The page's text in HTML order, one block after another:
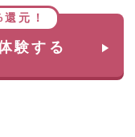
元！
験する